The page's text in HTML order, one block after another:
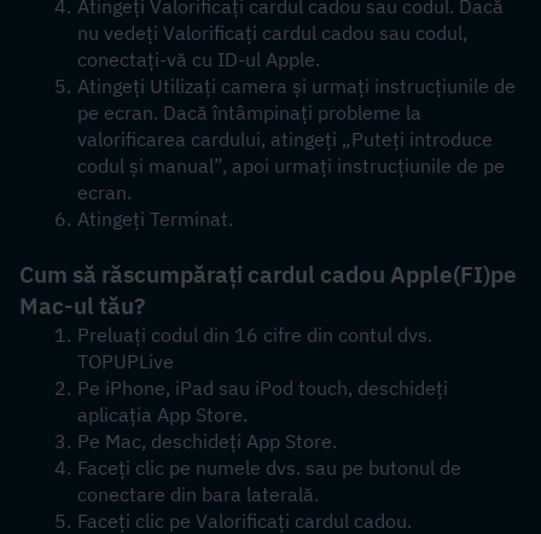
Atingeți Valorificați cardul cadou sau codul. Dacă
nu vedeți Valorificați cardul cadou sau codul,
conectați-vă cu ID-ul Apple.
Atingeți Utilizați camera și urmați instrucțiunile de
pe ecran. Dacă întâmpinați probleme la
valorificarea cardului, atingeți „Puteți introduce
codul și manual”, apoi urmați instrucțiunile de pe
ecran.
Atingeți Terminat.
Cum să răscumpărați cardul cadou Apple(FI)pe
Mac-ul tău?
Preluați codul din 16 cifre din contul dvs.
TOPUPLive
Pe iPhone, iPad sau iPod touch, deschideți
aplicația App Store.
Pe Mac, deschideți App Store.
Faceți clic pe numele dvs. sau pe butonul de
conectare din bara laterală.
Faceți clic pe Valorificați cardul cadou.